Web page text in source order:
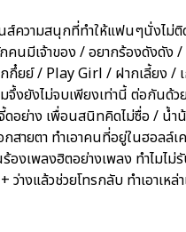
ส์ความสนุกที่ทำให้แฟนๆนั่งไม่
นมีเจ้าของ / อยากร้องดังดัง
ยย์ / Play Girl / ฝากเลี้ยง /
งยังไม่จบเพียงเท่านี้ ต่อกันด้ว
ดอย่าง เพื่อนสนิทคิดไม่ซื่อ / น้
ายตา ทำเอาคนที่อยู่ในฮอลล์เ
งเพลงฮิตอย่างเพลง ทำไมไ
ว่างแล้วช่วยโทรกลับ ทำเอาเห